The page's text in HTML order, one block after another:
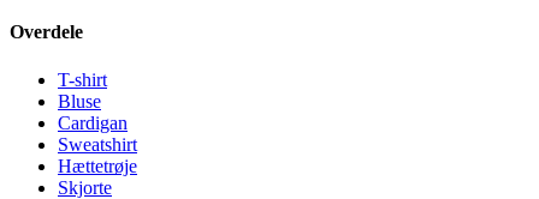
Overdele
T-shirt
Bluse
Cardigan
Sweatshirt
Hættetrøje
Skjorte